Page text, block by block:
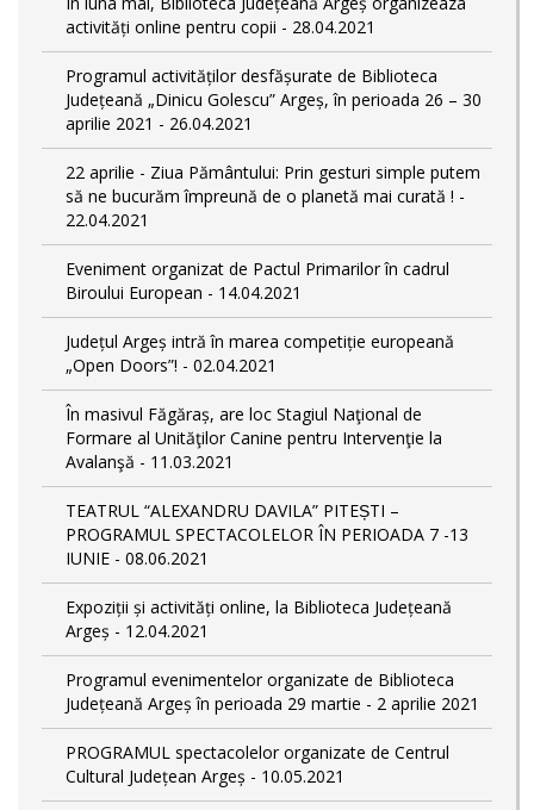
activități online pentru copii - 28.04.2021
Programul activităților desfășurate de Biblioteca
Județeană „Dinicu Golescu” Argeș, în perioada 26 – 30
aprilie 2021 - 26.04.2021
22 aprilie - Ziua Pământului: Prin gesturi simple putem
să ne bucurăm împreună de o planetă mai curată ! -
22.04.2021
Eveniment organizat de Pactul Primarilor în cadrul
Biroului European - 14.04.2021
Județul Argeș intră în marea competiție europeană
„Open Doors”! - 02.04.2021
În masivul Făgăraș, are loc Stagiul Naţional de
Formare al Unităţilor Canine pentru Intervenţie la
Avalanşă - 11.03.2021
TEATRUL “ALEXANDRU DAVILA” PITEȘTI –
PROGRAMUL SPECTACOLELOR ÎN PERIOADA 7 -13
IUNIE - 08.06.2021
Expoziții și activități online, la Biblioteca Județeană
Argeș - 12.04.2021
Programul evenimentelor organizate de Biblioteca
Județeană Argeș în perioada 29 martie - 2 aprilie 2021
PROGRAMUL spectacolelor organizate de Centrul
Cultural Județean Argeș - 10.05.2021